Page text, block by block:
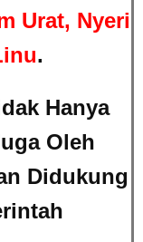
Urat, Nyeri
.
Hanya
Oleh
Didukung